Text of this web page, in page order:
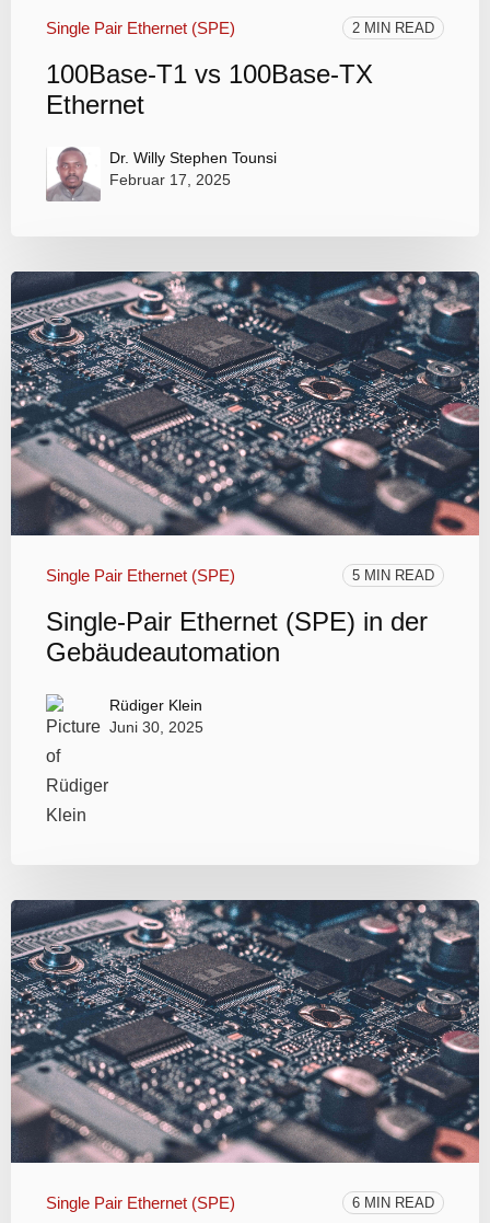
Single Pair Ethernet (SPE) 2 MIN READ
100Base-T1 vs 100Base-TX
Ethernet
Dr. Willy Stephen Tounsi
Februar 17, 2025
Single Pair Ethernet (SPE) 5 MIN READ
Single-Pair Ethernet (SPE) in der
Gebäudeautomation
Rüdiger Klein
Juni 30, 2025
Single Pair Ethernet (SPE) 6 MIN READ